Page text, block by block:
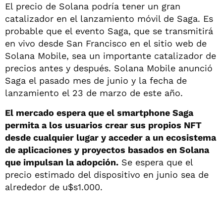
El precio de Solana podría tener un gran
catalizador en el lanzamiento móvil de Saga. Es
probable que el evento Saga, que se transmitirá
en vivo desde San Francisco en el sitio web de
Solana Mobile, sea un importante catalizador de
precios antes y después. Solana Mobile anunció
Saga el pasado mes de junio y la fecha de
lanzamiento el 23 de marzo de este año.
El mercado espera que el smartphone Saga
permita a los usuarios crear sus propios NFT
desde cualquier lugar y acceder a un ecosistema
de aplicaciones y proyectos basados en Solana
que impulsan la adopción. Se espera que el
precio estimado del dispositivo en junio sea de
alrededor de u$s1.000.